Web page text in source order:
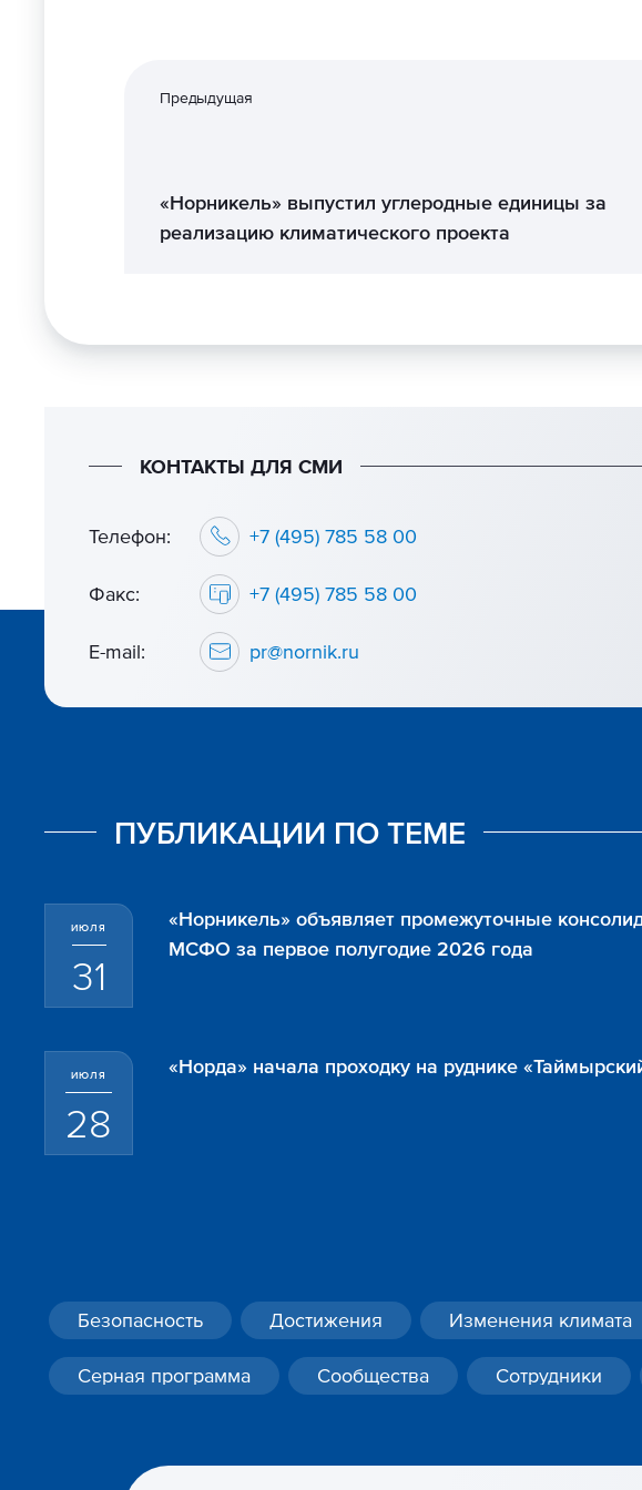
Предыдущая
«Норникель» выпустил углеродные единицы за
реализацию климатического проекта
КОНТАКТЫ ДЛЯ СМИ
Телефон:
+7 (495) 785 58 00
Факс:
+7 (495) 785 58 00
E-mail:
pr@nornik.ru
ПУБЛИКАЦИИ ПО ТЕМЕ
ИЮЛЯ
31
«Норникель» объявляет промежуточные
МСФО за первое полугодие 2026 года
ИЮЛЯ
28
«Норда» начала проходку на руднике
Безопасность Достижения Изменения климата
Серная программа
Сообщества Сотрудники